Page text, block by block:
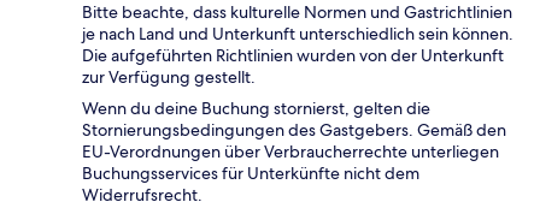
Bitte beachte, dass kulturelle Normen und Gastrichtlinien
je nach Land und Unterkunft unterschiedlich sein können.
Die aufgeführten Richtlinien wurden von der Unterkunft
zur Verfügung gestellt.
Wenn du deine Buchung stornierst, gelten die
Stornierungsbedingungen des Gastgebers. Gemäß den
EU-Verordnungen über Verbraucherrechte unterliegen
Buchungsservices für Unterkünfte nicht dem
Widerrufsrecht.